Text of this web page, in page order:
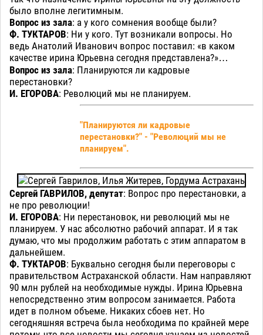
было вполне легитимным.
Вопрос из зала: а у кого сомнения вообще были?
Ф. ТУКТАРОВ: Ни у кого. Тут возникали вопросы. Но
ведь Анатолий Иванович вопрос поставил: «в каком
качестве ирина Юрьевна сегодня представлена?»…
Вопрос из зала: Планируются ли кадровые
перестановки?
И. ЕГОРОВА: Революций мы не планируем.
"Планируются ли кадровые
перестановки?" - "Революций мы не
планируем".
Сергей ГАВРИЛОВ, депутат: Вопрос про перестановки, а
не про революции!
И. ЕГОРОВА: Ни перестановок, ни революций мы не
планируем. У нас абсолютно рабочий аппарат. И я так
думаю, что мы продолжим работать с этим аппаратом в
дальнейшем.
Ф. ТУКТАРОВ: Буквально сегодня были переговоры с
правительством Астраханской области. Нам направляют
90 млн рублей на необходимые нужды. Ирина Юрьевна
непосредственно этим вопросом занимается. Работа
идет в полном объеме. Никаких сбоев нет. Но
сегодняшняя встреча была необходима по крайней мере